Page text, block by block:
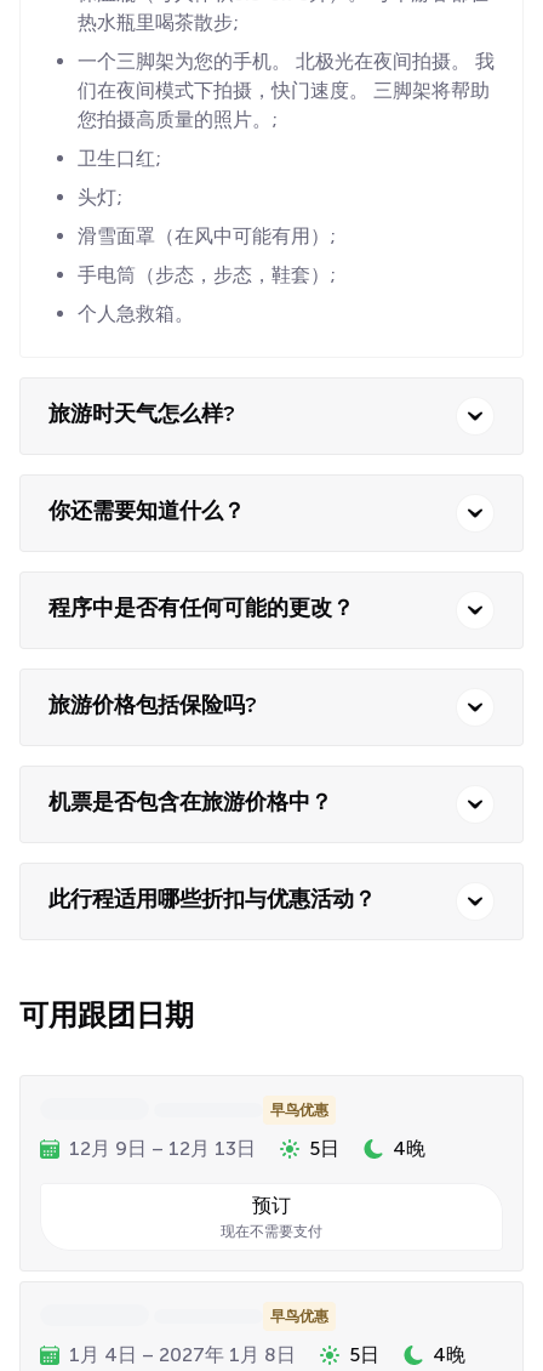
热水瓶里喝茶散步;
一个三脚架为您的手机。 北极光在夜间拍摄。 我
们在夜间模式下拍摄，快门速度。 三脚架将帮助
您拍摄高质量的照片。;
卫生口红;
头灯;
滑雪面罩（在风中可能有用）;
手电筒（步态，步态，鞋套）;
个人急救箱。
旅游时天气怎么样?
你还需要知道什么？
程序中是否有任何可能的更改？
旅游价格包括保险吗?
机票是否包含在旅游价格中？
此行程适用哪些折扣与优惠活动？
可用跟团日期
早鸟优惠
12月 9日 – 12月 13日 5日 4晚
预订
现在不需要支付
早鸟优惠
1月 4日 – 2027年 1月 8日 5日 4晚